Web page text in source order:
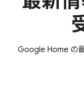
Google Home の